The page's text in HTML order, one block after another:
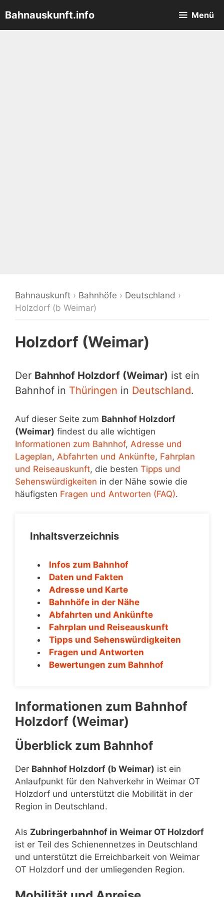
Inhalt
springen
Bahnauskunft.info Menü
Bahnauskunft › Bahnhöfe › Deutschland ›
Holzdorf (b Weimar)
Holzdorf (Weimar)
Der Bahnhof Holzdorf (Weimar) ist ein
Bahnhof in Thüringen in Deutschland.
Auf dieser Seite zum Bahnhof Holzdorf
(Weimar) findest du alle wichtigen
Informationen zum Bahnhof, Adresse und
Lageplan, Abfahrten und Ankünfte, Fahrplan
und Reiseauskunft, die besten Tipps und
Sehenswürdigkeiten in der Nähe sowie die
häufigsten Fragen und Antworten (FAQ).
Inhaltsverzeichnis
Infos zum Bahnhof
Daten und Fakten
Adresse und Karte
Bahnhöfe in der Nähe
Abfahrten und Ankünfte
Fahrplan und Reiseauskunft
Tipps und Sehenswürdigkeiten
Fragen und Antworten
Bewertungen zum Bahnhof
Informationen zum Bahnhof
Holzdorf (Weimar)
Überblick zum Bahnhof
Der Bahnhof Holzdorf (b Weimar) ist ein
Anlaufpunkt für den Nahverkehr in Weimar OT
Holzdorf und unterstützt die Mobilität in der
Region in Deutschland.
Als Zubringerbahnhof in Weimar OT Holzdorf
ist er Teil des Schienennetzes in Deutschland
und unterstützt die Erreichbarkeit von Weimar
OT Holzdorf und der umliegenden Region.